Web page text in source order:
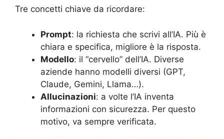
Tre concetti chiave da ricordare:
Prompt: la richiesta che scrivi all’IA. Più è
chiara e specifica, migliore è la risposta.
Modello: il “cervello” dell’IA. Diverse
aziende hanno modelli diversi (GPT,
Claude, Gemini, Llama…).
Allucinazioni: a volte l’IA inventa
informazioni con sicurezza. Per questo
motivo, va sempre verificata.